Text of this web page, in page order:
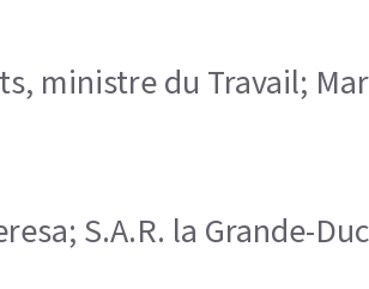
ministre du Travail;
S.A.R. la Grande-